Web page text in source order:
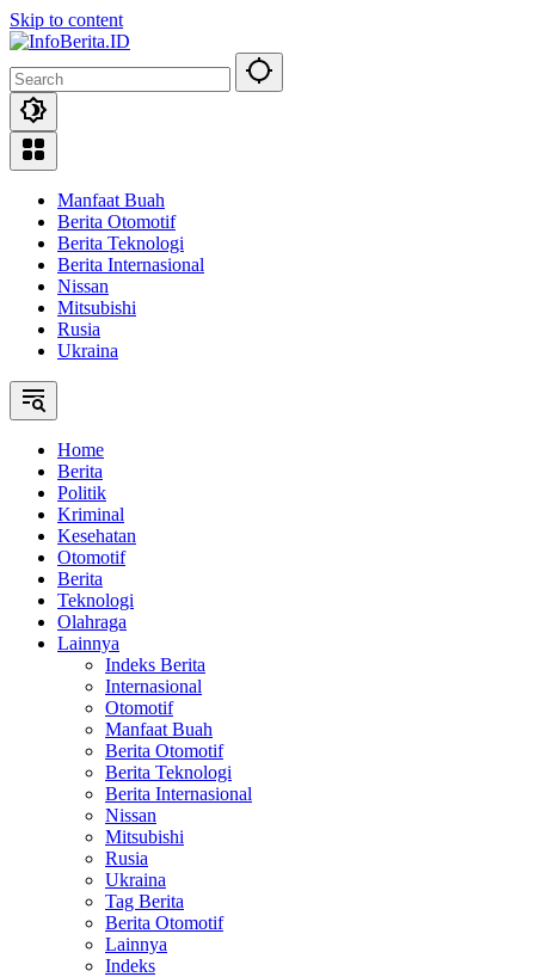
Skip to content
Manfaat Buah
Berita Otomotif
Berita Teknologi
Berita Internasional
Nissan
Mitsubishi
Rusia
Ukraina
Home
Berita
Politik
Kriminal
Kesehatan
Otomotif
Berita
Teknologi
Olahraga
Lainnya
Indeks Berita
Internasional
Otomotif
Manfaat Buah
Berita Otomotif
Berita Teknologi
Berita Internasional
Nissan
Mitsubishi
Rusia
Ukraina
Tag Berita
Berita Otomotif
Lainnya
Indeks